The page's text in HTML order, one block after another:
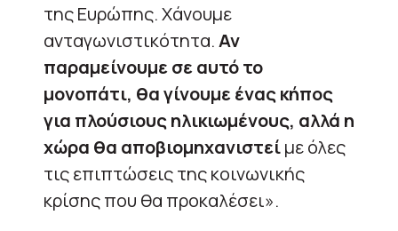
της Ευρώπης. Χάνουμε
ανταγωνιστικότητα.Αν
παραμείνουμε σε αυτό το
μονοπάτι, θα γίνουμε ένας κήπος
για πλούσιους ηλικιωμένους, αλλά η
χώρα θα αποβιομηχανιστείμε όλες
τις επιπτώσεις της κοινωνικής
κρίσης που θα προκαλέσει».